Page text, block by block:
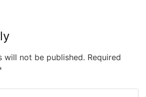
will not be published. Required